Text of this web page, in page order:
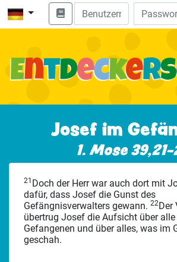
Bibel entdecken
Natur
Abenteuer
Freizeit
Josef im
1. Mose
21 Doch der Herr war auch dort mit
dafür, dass Josef die Gunst des
Gefängnisverwalters gewann. 22Der
übertrug Josef die Aufsicht über alle
Gefangenen und über alles, was im
geschah.